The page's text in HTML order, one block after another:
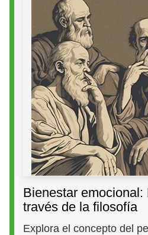
Bienestar emocional:
través de la filosofía
Explora el concepto del